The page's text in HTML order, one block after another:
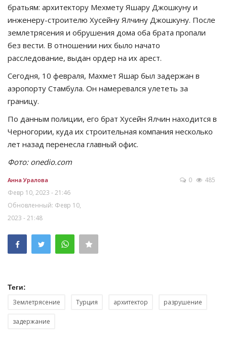
братьям: архитектору Мехмету Яшару Джошкуну и
инженеру-строителю Хусейну Ялчину Джошкуну. После
землетрясения и обрушения дома оба брата пропали
без вести. В отношении них было начато
расследование, выдан ордер на их арест.
Сегодня, 10 февраля, Махмет Яшар был задержан в
аэропорту Стамбула. Он намеревался улететь за
границу.
По данным полиции, его брат Хусейн Ялчин находится в
Черногории, куда их строительная компания несколько
лет назад перенесла главный офис.
Фото: onedio.com
Анна Уралова
Февр 10, 2023 - 21:46
Обновленный: Февр 10,
2023 - 21:48
0 485
Теги:
Землетрясение Турция архитектор разрушение
задержание